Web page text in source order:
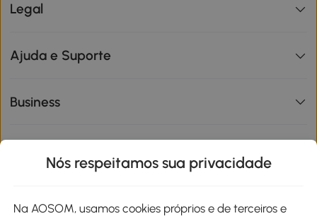
Legal
Ajuda e Suporte
Business
Nós respeitamos sua privacidade
Na AOSOM, usamos cookies próprios e de terceiros e